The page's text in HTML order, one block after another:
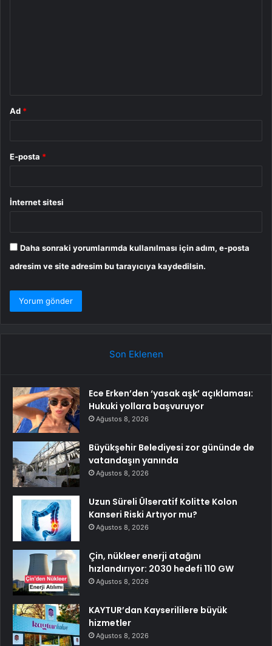
Ad *
E-posta *
İnternet sitesi
Daha sonraki yorumlarımda kullanılması için adım, e-posta
adresim ve site adresim bu tarayıcıya kaydedilsin.
Son Eklenen
Ece Erken’den ‘yasak aşk’ açıklaması:
Hukuki yollara başvuruyor
Ağustos 8, 2026
Büyükşehir Belediyesi zor gününde de
vatandaşın yanında
Ağustos 8, 2026
Uzun Süreli Ülseratif Kolitte Kolon
Kanseri Riski Artıyor mu?
Ağustos 8, 2026
Çin, nükleer enerji atağını
hızlandırıyor: 2030 hedefi 110 GW
Ağustos 8, 2026
KAYTUR’dan Kayserililere büyük
hizmetler
Ağustos 8, 2026